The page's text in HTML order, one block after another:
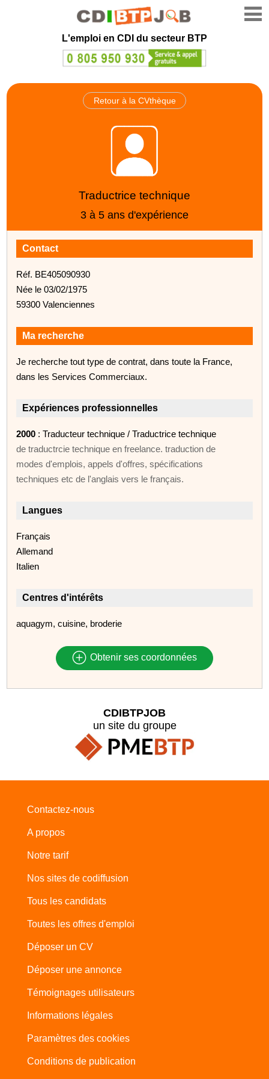
L'emploi en CDI du secteur BTP
Retour à la CVthèque
Traductrice technique
3 à 5 ans d'expérience
Contact
Réf. BE405090930
Née le 03/02/1975
59300 Valenciennes
Ma recherche
Je recherche tout type de contrat, dans toute la France,
dans les Services Commerciaux.
Expériences professionnelles
2000 : Traducteur technique / Traductrice technique
de traductrcie technique en freelance. traduction de
modes d'emplois, appels d'offres, spécifications
techniques etc de l'anglais vers le français.
Langues
Français
Allemand
Italien
Centres d'intérêts
aquagym, cuisine, broderie
Obtenir ses coordonnées
CDIBTPJOB
un site du groupe
Contactez-nous
A propos
Notre tarif
Nos sites de codiffusion
Tous les candidats
Toutes les offres d'emploi
Déposer un CV
Déposer une annonce
Témoignages utilisateurs
Informations légales
Paramètres des cookies
Conditions de publication